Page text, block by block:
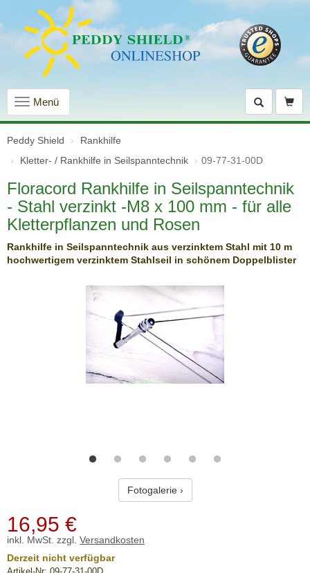
Navigation
einblenden
Menü
Peddy Shield
Rankhilfe
Kletter- / Rankhilfe in Seilspanntechnik
09-77-31-00D
Floracord Rankhilfe in Seilspanntechnik
- Stahl verzinkt -M8 x 100 mm - für alle
Kletterpflanzen und Rosen
Rankhilfe in Seilspanntechnik aus verzinktem Stahl mit 10 m
hochwertigem verzinktem Stahlseil in schönem Doppelblister
Fotogalerie ›
16,95 €
inkl. MwSt. zzgl. Versandkosten
Derzeit nicht verfügbar